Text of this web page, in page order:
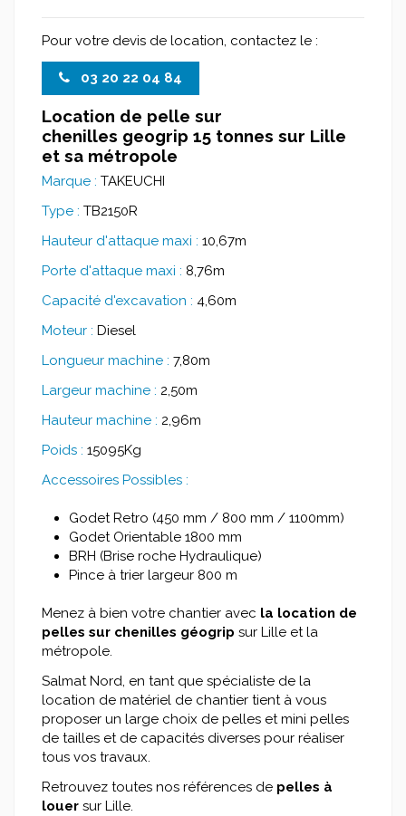
Pour votre devis de location, contactez le :
03 20 22 04 84
Location de pelle sur
chenilles geogrip 15 tonnes sur Lille
et sa métropole
Marque : TAKEUCHI
Type : TB2150R
Hauteur d'attaque maxi : 10,67m
Porte d'attaque maxi : 8,76m
Capacité d'excavation : 4,60m
Moteur : Diesel
Longueur machine : 7,80m
Largeur machine : 2,50m
Hauteur machine : 2,96m
Poids : 15095Kg
Accessoires Possibles :
Godet Retro (450 mm / 800 mm / 1100mm)
Godet Orientable 1800 mm
BRH (Brise roche Hydraulique)
Pince à trier largeur 800 m
Menez à bien votre chantier avec la location de
pelles sur chenilles géogrip sur Lille et la
métropole.
Salmat Nord, en tant que spécialiste de la
location de matériel de chantier tient à vous
proposer un large choix de pelles et mini pelles
de tailles et de capacités diverses pour réaliser
tous vos travaux.
Retrouvez toutes nos références de pelles à
louer sur Lille.